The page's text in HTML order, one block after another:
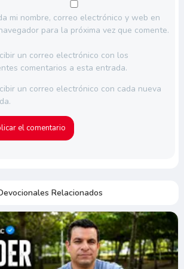
mi nombre, correo electrónico y web en
para la próxima vez que comente.
un correo electrónico con los
comentarios a esta entrada.
un correo electrónico con cada nueva
Relacionados